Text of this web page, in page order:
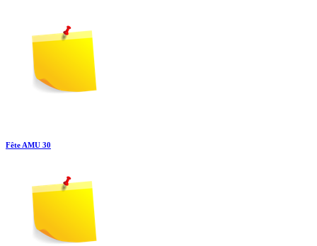
Fête AMU 30